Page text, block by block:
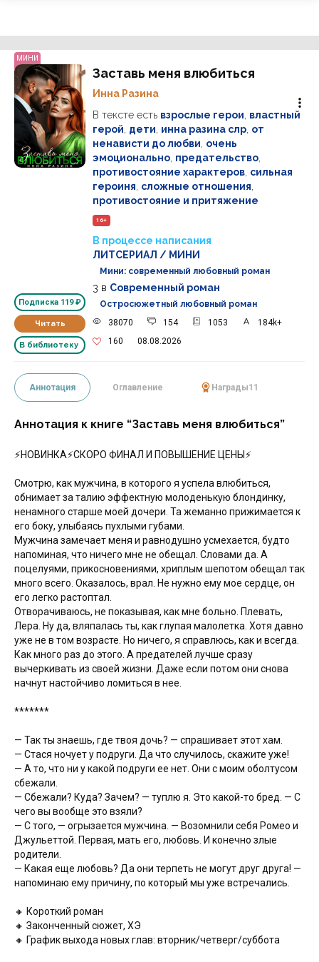
МИНИ
Подписка 119 ₽
Читать
В библиотеку
Заставь меня влюбиться
Инна Разина
В тексте есть взрослые герои властный
герой дети инна разина слр от
ненависти до любви очень
эмоционально предательство
противостояние характеров сильная
героиня сложные отношения
противостояние и притяжение
16+
В процессе написания
ЛИТСЕРИАЛ / МИНИ
Мини: современный любовный роман
3 в Современный роман
Остросюжетный любовный роман
38070
154 1053
184k+
160
08.08.2026
Аннотация Оглавление Награды11
Аннотация к книге “Заставь меня влюбиться”
⚡️НОВИНКА⚡️СКОРО ФИНАЛ И ПОВЫШЕНИЕ ЦЕНЫ⚡️
Смотрю, как мужчина, в которого я успела влюбиться,
обнимает за талию эффектную молоденькую блондинку,
ненамного старше моей дочери. Та жеманно прижимается к
его боку, улыбаясь пухлыми губами.
Мужчина замечает меня и равнодушно усмехается, будто
напоминая, что ничего мне не обещал. Словами да. А
поцелуями, прикосновениями, хриплым шепотом обещал так
много всего. Оказалось, врал. Не нужно ему мое сердце, он
его легко растоптал.
Отворачиваюсь, не показывая, как мне больно. Плевать,
Лера. Ну да, вляпалась ты, как глупая малолетка. Хотя давно
уже не в том возрасте. Но ничего, я справлюсь, как и всегда.
Как много раз до этого. А предателей лучше сразу
вычеркивать из своей жизни. Даже если потом они снова
начнут настойчиво ломиться в нее.
*******
— Так ты знаешь, где твоя дочь? — спрашивает этот хам.
— Стася ночует у подруги. Да что случилось, скажите уже!
— А то, что ни у какой подруги ее нет. Они с моим оболтусом
сбежали.
— Сбежали? Куда? Зачем? — туплю я. Это какой-то бред. — С
чего вы вообще это взяли?
— С того, — огрызается мужчина. — Возомнили себя Ромео и
Джульеттой. Первая, мать его, любовь. И конечно злые
родители.
— Какая еще любовь? Да они терпеть не могут друг друга! —
напоминаю ему причину, по который мы уже встречались.
🔸 Короткий роман
🔸 Законченный сюжет, ХЭ
🔸 График выхода новых глав: вторник/четверг/суббота